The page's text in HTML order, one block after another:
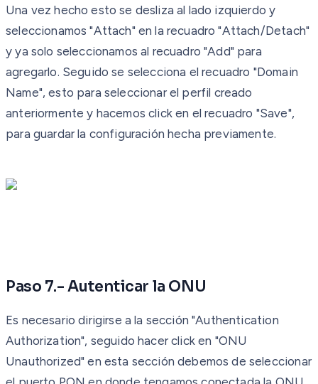
Una vez hecho esto se desliza al lado izquierdo y
seleccionamos "Attach" en la recuadro "Attach/Detach"
y ya solo seleccionamos al recuadro "Add" para
agregarlo. Seguido se selecciona el recuadro "Domain
Name", esto para seleccionar el perfil creado
anteriormente y hacemos click en el recuadro "Save",
para guardar la configuración hecha previamente.
Paso 7.- Autenticar la ONU
Es necesario dirigirse a la sección "Authentication
Authorization", seguido hacer click en "ONU
Unauthorized" en esta sección debemos de seleccionar